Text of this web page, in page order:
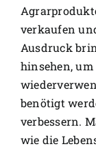
verkaufen
Ausdruck
hinsehen, um
benötigt
verbessern.
wie die